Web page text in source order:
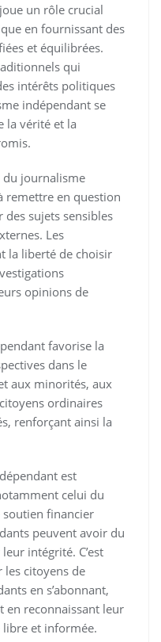
un rôle crucial
en fournissant des
et équilibrées.
qui
intérêts politiques
indépendant se
la vérité et la
du journalisme
remettre en question
sujets sensibles
Les
la liberté de choisir
opinions de
favorise la
dans le
aux minorités, aux
ordinaires
renforçant ainsi la
est
celui du
soutien financier
peuvent avoir du
intégrité. C’est
citoyens de
en s’abonnant,
en reconnaissant leur
et informée.